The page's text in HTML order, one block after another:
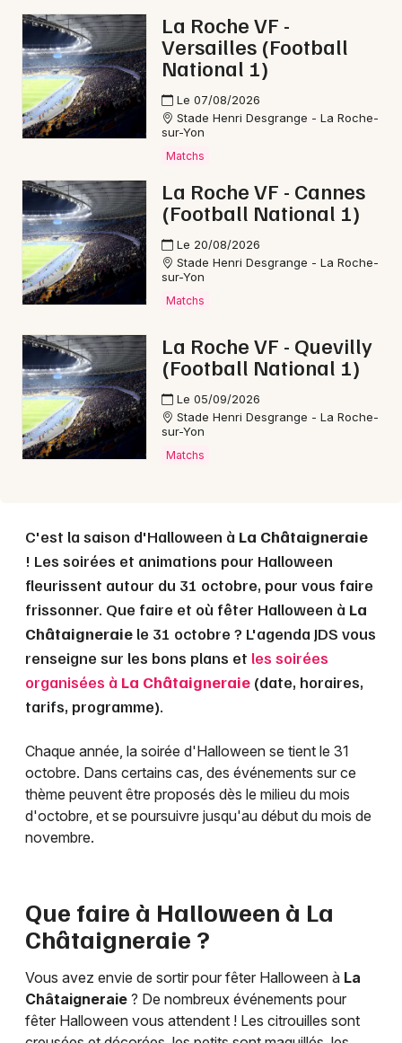
Actus à La Châtaigneraie
Magazine à La Châtaigneraie
85 - Vendée
Choisir mes départements
Mon email
Je m'abonne
La Roche VF -
Versailles (Football
National 1)
Le 07/08/2026
Stade Henri Desgrange - La Roche-
sur-Yon
Matchs
La Roche VF - Cannes
(Football National 1)
Le 20/08/2026
Stade Henri Desgrange - La Roche-
sur-Yon
Matchs
La Roche VF - Quevilly
(Football National 1)
Le 05/09/2026
Stade Henri Desgrange - La Roche-
sur-Yon
Matchs
C'est la saison d'Halloween à La Châtaigneraie
! Les soirées et animations pour Halloween
fleurissent autour du 31 octobre, pour vous faire
frissonner. Que faire et où fêter Halloween à La
Châtaigneraie le 31 octobre ? L'agenda JDS vous
renseigne sur les bons plans et les soirées
organisées à La Châtaigneraie (date, horaires,
tarifs, programme).
Chaque année, la soirée d'Halloween se tient le 31
octobre. Dans certains cas, des événements sur ce
thème peuvent être proposés dès le milieu du mois
d'octobre, et se poursuivre jusqu'au début du mois de
novembre.
Que faire à Halloween à La
Châtaigneraie ?
Vous avez envie de sortir pour fêter Halloween à La
Châtaigneraie ? De nombreux événements pour
fêter Halloween vous attendent ! Les citrouilles sont